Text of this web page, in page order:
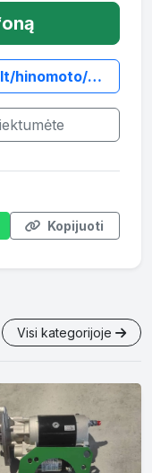
frontaliniu-krautuvu.html
Kopijuoti
Visi kategorijoje